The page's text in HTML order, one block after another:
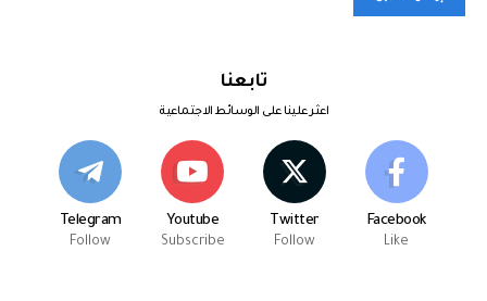
تابعنا
اعثر علينا على الوسائط الاجتماعية
Facebook
Like
Twitter
Follow
Youtube
Subscribe
Telegram
Follow